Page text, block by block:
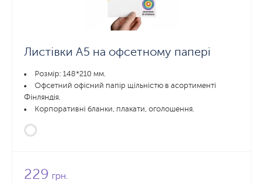
Листівки А5 на офсетному папері
Розмір: 148*210 мм.
Офсетний офісний папір щільністю в асортименті
Фінляндія.
Корпоративні бланки, плакати, оголошення.
229 грн.